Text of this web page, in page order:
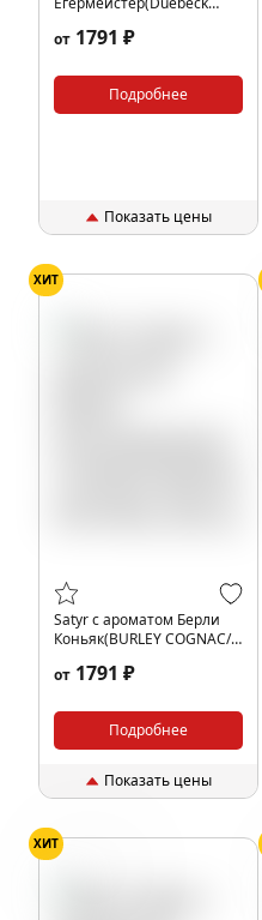
от 1791 ₽
Подробнее
Показать цены
ХИТ
Satyr с ароматом Берли
Коньяк(BURLEY COGNAC/
от 1791 ₽
Подробнее
Показать цены
ХИТ